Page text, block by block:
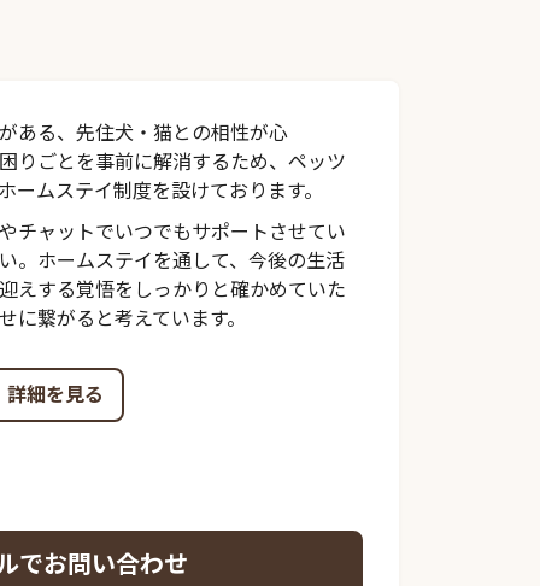
ある、先住犬・猫との相性が心
りごとを事前に解消するため、ペッツ
ムステイ制度を設けております。
チャットでいつでもサポートさせてい
。ホームステイを通して、今後の生活
えする覚悟をしっかりと確かめていた
繋がると考えています。
詳細を見る
でお問い合わせ